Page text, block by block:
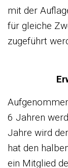
mit der
für gleiche
zugeführt
6 Jahren
Jahre wird
hat den
ein Mitglied